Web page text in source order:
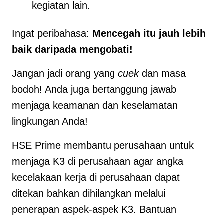
kegiatan lain.
Ingat peribahasa: Mencegah itu jauh lebih
baik daripada mengobati!
Jangan jadi orang yang cuekdan masa
bodoh! Anda juga bertanggung jawab
menjaga keamanan dan keselamatan
lingkungan Anda!
HSE Prime membantu perusahaan untuk
menjaga K3 di perusahaan agar angka
kecelakaan kerja di perusahaan dapat
ditekan bahkan dihilangkan melalui
penerapan aspek-aspek K3. Bantuan